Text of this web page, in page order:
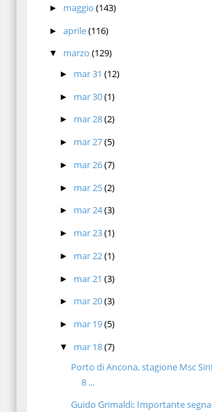
► maggio (143)
► aprile(116)
▼ marzo (129)
► mar 31(12)
► mar 30(1)
► mar 28(2)
► mar 27(5)
► mar 26(7)
► mar 25(2)
► mar 24(3)
► mar 23(1)
► mar 22(1)
► mar 21(3)
► mar 20(3)
► mar 19(5)
▼ mar 18(7)
Porto di Ancona, stagione Msc
8 ...
Guido Grimaldi: Importante